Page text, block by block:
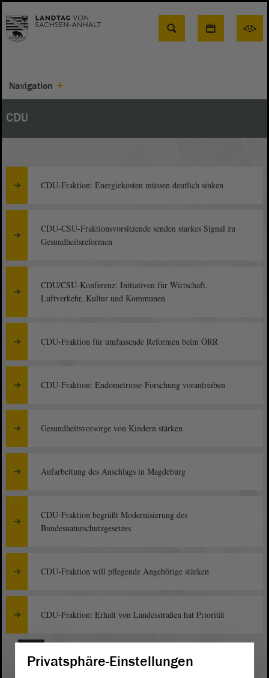
Suche
Navigation
CDU
CDU-Fraktion: Energiekosten müssen deutlich sinken
CDU-CSU-Fraktionsvorsitzende senden starkes Signal zu
Gesundheitsreformen
CDU/CSU-Konferenz: Initiativen für Wirtschaft,
Luftverkehr, Kultur und Kommunen
CDU-Fraktion für umfassende Reformen beim ÖRR
CDU-Fraktion: Endometriose-Forschung vorantreiben
Gesundheitsvorsorge von Kindern stärken
Aufarbeitung des Anschlags in Magdeburg
CDU-Fraktion begrüßt Modernisierung des
Bundesnaturschutzgesetzes
CDU-Fraktion will pflegende Angehörige stärken
CDU-Fraktion: Erhalt von Landesstraßen hat Priorität
Privatsphäre-Einstellungen